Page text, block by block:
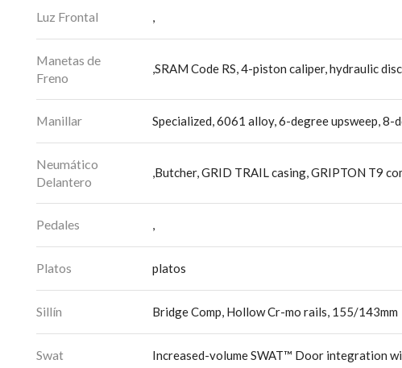
Luz Frontal ,
Manetas de
Freno
,SRAM Code RS, 4-piston caliper, hydraulic
Manillar Specialized, 6061 alloy, 6-degree upsweep, 8-
Neumático
Delantero
,Butcher, GRID TRAIL casing, GRIPTON T9
Pedales ,
Platos platos
Sillín Bridge Comp, Hollow Cr-mo rails, 155/143mm
Swat Increased-volume SWAT™ Door integration